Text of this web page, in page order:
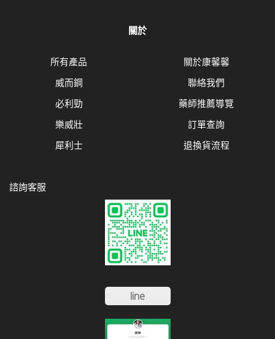
關於
所有產品
威而鋼
必利勁
樂威壯
犀利士
關於康馨馨
聯絡我們
藥師推薦導覽
訂單查詢
退換貨流程
諮詢客服
line